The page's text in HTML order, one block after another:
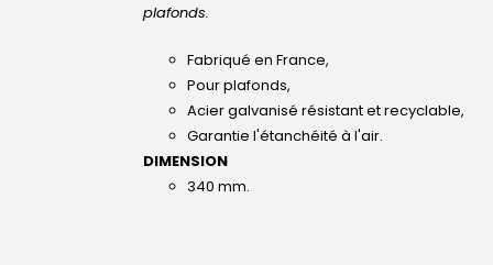
plafonds.
Fabriqué en France,
Pour plafonds,
Acier galvanisé résistant et recyclable,
Garantie l'étanchéité à l'air.
DIMENSION
340 mm.